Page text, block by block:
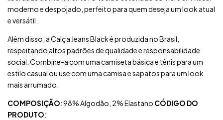
moderno e despojado, perfeito para quem deseja um look atual
e versátil.
Além disso, a Calça Jeans Black é produzida no Brasil,
respeitando altos padrões de qualidade e responsabilidade
social. Combine-a com uma camiseta básica e tênis para um
estilo casual ou use com uma camisa e sapatos para um look
mais arrumado.
COMPOSIÇÃO: 98% Algodão, 2% Elastano CÓDIGO DO
PRODUTO: